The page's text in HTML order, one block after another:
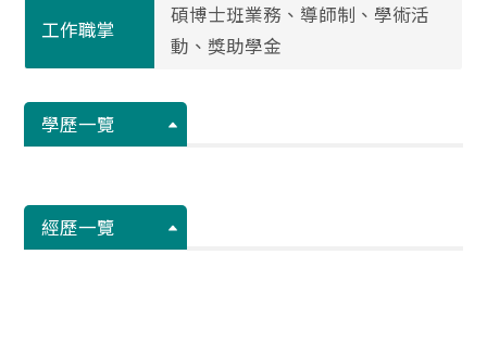
工作職掌
碩博士班業務、導師制、學術活
動、獎助學金
學歷一覽
經歷一覽